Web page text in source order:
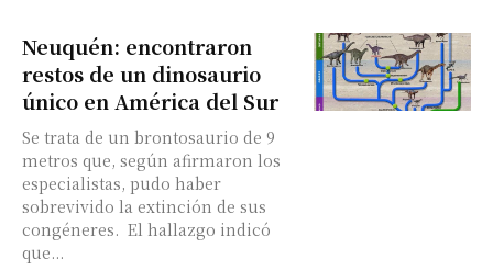
Neuquén: encontraron
restos de un dinosaurio
único en América del Sur
Se trata de un brontosaurio de 9
metros que, según afirmaron los
especialistas, pudo haber
sobrevivido la extinción de sus
congéneres. El hallazgo indicó
que...